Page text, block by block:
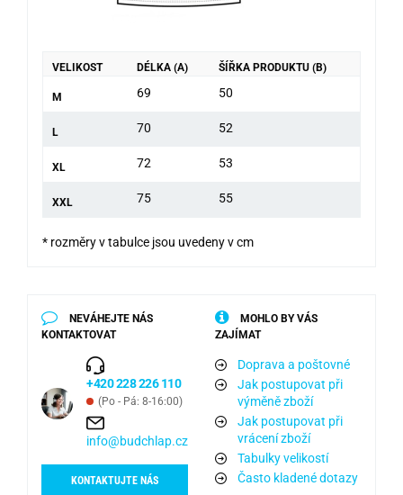
VELIKOST DÉLKA (A) ŠÍŘKA PRODUKTU (B)
M 69 50
L 70 52
XL 72 53
XXL 75 55
* rozměry v tabulce jsou uvedeny v cm
NEVÁHEJTE NÁS
KONTAKTOVAT
+420 228 226 110
(Po - Pá: 8-16:00)
info@budchlap.cz
KONTAKTUJTE NÁS
MOHLO BY VÁS
ZAJÍMAT
Doprava a poštovné
Jak postupovat při
výměně zboží
Jak postupovat při
vrácení zboží
Tabulky velikostí
Často kladené dotazy